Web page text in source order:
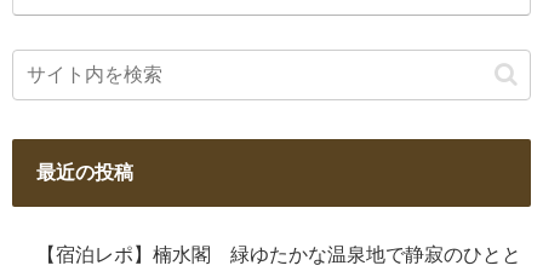
最近の投稿
【宿泊レポ】楠水閣 緑ゆたかな温泉地で静寂のひとと